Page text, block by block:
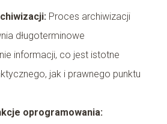
Proces archiwizacji
długoterminowe
informacji, co jest istotne
jak i prawnego punktu
oprogramowania: